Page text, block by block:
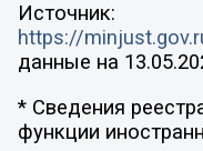
Источник:
https://
данные на
* Сведения
функции